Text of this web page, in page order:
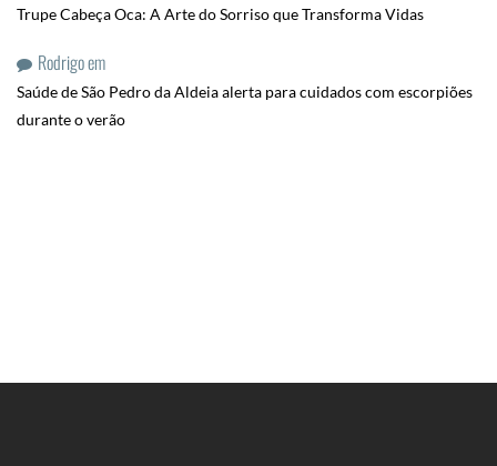
Trupe Cabeça Oca: A Arte do Sorriso que Transforma Vidas
Rodrigoem
Saúde de São Pedro da Aldeia alerta para cuidados com escorpiões
durante o verão